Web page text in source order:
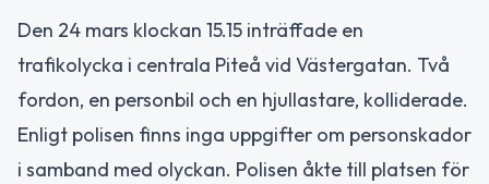
Den 24 mars klockan 15.15 inträffade en
trafikolycka i centrala Piteå vid Västergatan. Två
fordon, en personbil och en hjullastare, kolliderade.
Enligt polisen finns inga uppgifter om personskador
i samband med olyckan. Polisen åkte till platsen för